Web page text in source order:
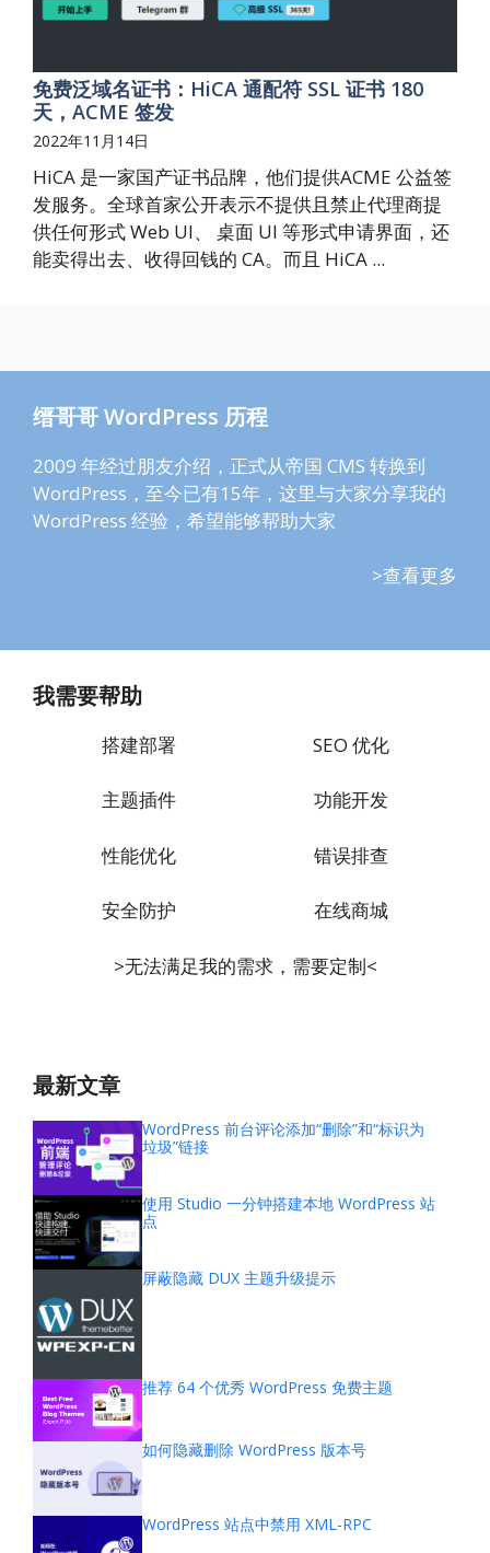
免费泛域名证书：HiCA 通配符 SSL 证书 180
天，ACME 签发
2022年11月14日
HiCA 是一家国产证书品牌，他们提供ACME 公益签
发服务。全球首家公开表示不提供且禁止代理商提
供任何形式 Web UI、 桌面 UI 等形式申请界面，还
能卖得出去、收得回钱的 CA。而且 HiCA ...
缙哥哥 WordPress 历程
2009 年经过朋友介绍，正式从帝国 CMS 转换到
WordPress，至今已有15年，这里与大家分享我的
WordPress 经验，希望能够帮助大家
>查看更多
我需要帮助
搭建部署
主题插件
性能优化
安全防护
SEO 优化
功能开发
错误排查
在线商城
>无法满足我的需求，需要定制<
最新文章
WordPress 前台评论添加“删除”和“标识为
垃圾”链接
使用 Studio 一分钟搭建本地 WordPress 站
点
屏蔽隐藏 DUX 主题升级提示
推荐 64 个优秀 WordPress 免费主题
如何隐藏删除 WordPress 版本号
WordPress 站点中禁用 XML-RPC